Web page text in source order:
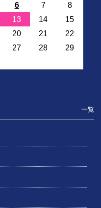
6 7
8
13 14
15
20 21
22
27 28
29
一覧